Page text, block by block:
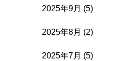
2025年9月 (5)
2025年8月 (2)
2025年7月 (5)